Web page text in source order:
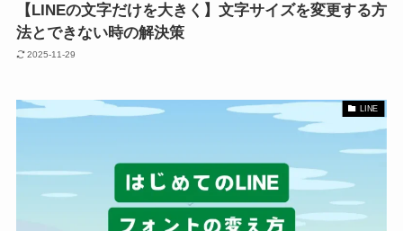
【LINEの文字だけを大きく】文字サイズを変更する方
法とできない時の解決策
2025-11-29
LINE